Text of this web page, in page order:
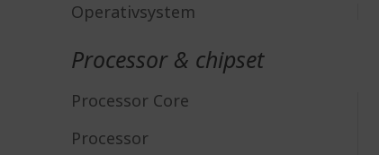
Operativsystem
Processor & chipset
Processor Core
Processor